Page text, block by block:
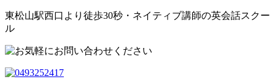
東松山駅西口より徒歩30秒・ネイティブ講師の英会話スクー
ル